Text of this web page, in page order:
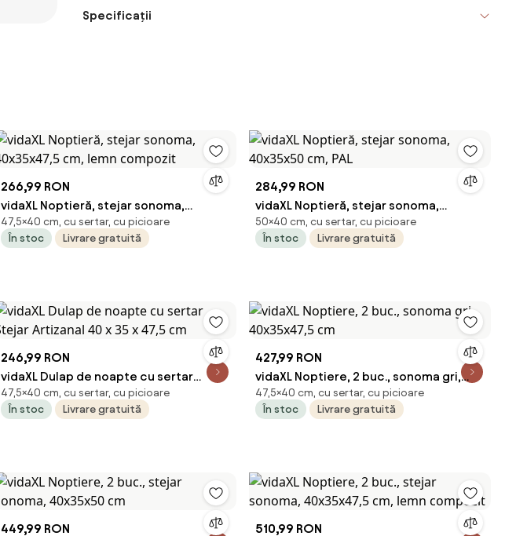
Specificații
266,99 RON
vidaXL Noptieră, stejar sonoma,
40x35x47,5 cm, lemn compozit
47,5×40 cm, cu sertar, cu picioare
În stoc
Livrare gratuită
284,99 RON
vidaXL Noptieră, stejar sonoma,
40x35x50 cm, PAL
50×40 cm, cu sertar, cu picioare
În stoc
Livrare gratuită
246,99 RON
vidaXL Dulap de noapte cu sertar
Stejar Artizanal 40 x 35 x 47,5 cm
47,5×40 cm, cu sertar, cu picioare
În stoc
Livrare gratuită
427,99 RON
vidaXL Noptiere, 2 buc., sonoma gri,
40x35x47,5 cm
47,5×40 cm, cu sertar, cu picioare
În stoc
Livrare gratuită
449,99 RON
510,99 RON